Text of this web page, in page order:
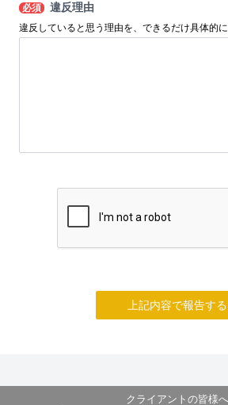
必須 違反理由
違反していると思う理由を、できるだけ具体的に
上記内容で報告する
クライアントの皆様へ